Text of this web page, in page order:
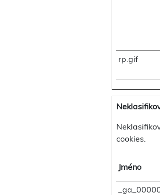
rp.gif
cookies.
Jméno